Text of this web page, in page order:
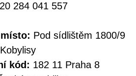
284 041 557
Pod sídlištěm 1800/9
Kobylisy
kód: 182 11 Praha 8